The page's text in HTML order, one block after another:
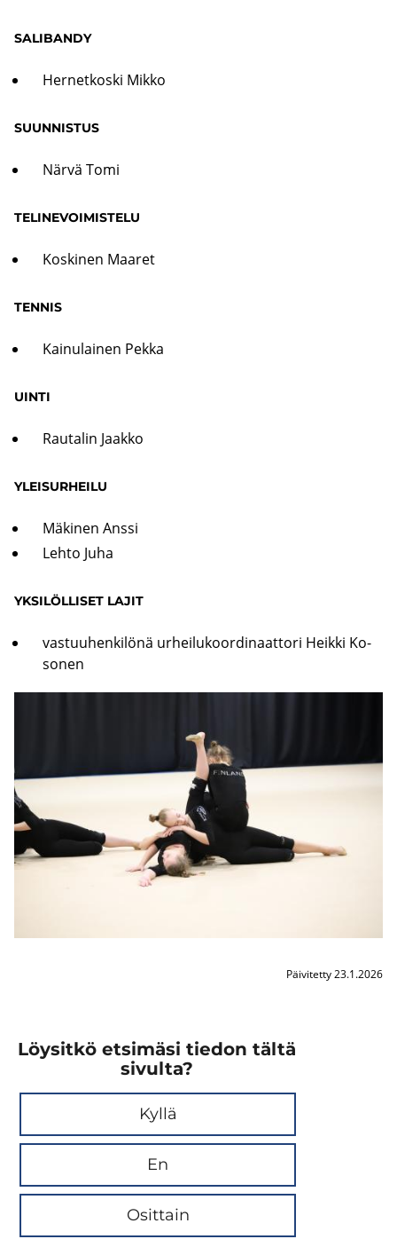
SA­LI­BAN­DY
Her­net­kos­ki Mikko
SUUN­NIS­TUS
Närvä Tomi
TE­LI­NE­VOI­MIS­TE­LU
Kos­ki­nen Maa­ret
TEN­NIS
Kai­nu­lai­nen Pekka
UINTI
Rau­ta­lin Jaak­ko
YLEI­SUR­HEI­LU
Mä­ki­nen Anssi
Lehto Juha
YK­SI­LÖL­LI­SET LAJIT
vas­tuu­hen­ki­lö­nä ur­hei­lu­koor­di­naat­to­ri Heik­ki Ko­
so­nen
Päivitetty 23.1.2026
Löysitkö etsimäsi tiedon tältä
sivulta?
Kyllä
En
Osittain